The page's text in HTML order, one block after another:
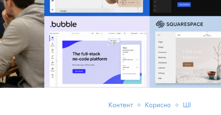
Контент Корисно ШІ